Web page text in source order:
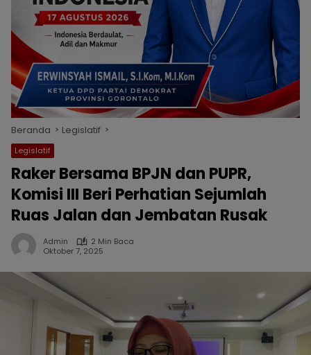
Beranda Legislatif
Legislatif
Raker Bersama BPJN dan PUPR,
Komisi III Beri Perhatian Sejumlah
Ruas Jalan dan Jembatan Rusak
Admin
2 Min Baca
Oktober 7, 2025